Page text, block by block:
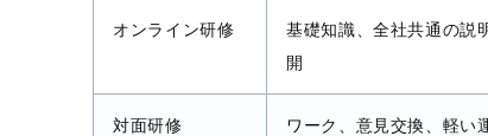
オンライン研修
基礎知識、全社共通の説
開
対面研修
ワーク、意見交換、軽い